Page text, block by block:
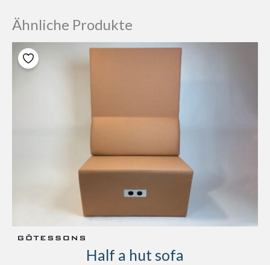
Ähnliche Produkte
Half a hut sofa